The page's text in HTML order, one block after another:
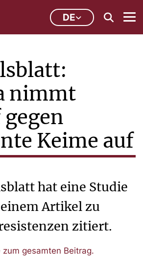
DE
nimmt
Keime auf
hat eine Studie
Artikel zu
zitiert.
zum gesamten Beitrag.